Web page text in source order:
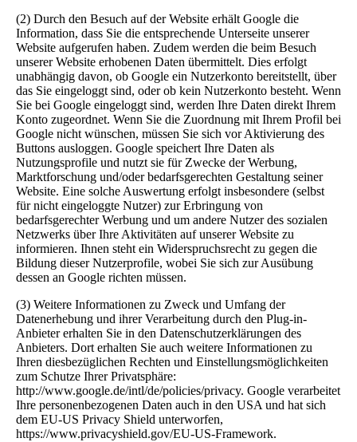
(2) Durch den Besuch auf der Website erhält Google die
Information, dass Sie die entsprechende Unterseite unserer
Website aufgerufen haben. Zudem werden die beim Besuch
unserer Website erhobenen Daten übermittelt. Dies erfolgt
unabhängig davon, ob Google ein Nutzerkonto bereitstellt, über
das Sie eingeloggt sind, oder ob kein Nutzerkonto besteht. Wenn
Sie bei Google eingeloggt sind, werden Ihre Daten direkt Ihrem
Konto zugeordnet. Wenn Sie die Zuordnung mit Ihrem Profil bei
Google nicht wünschen, müssen Sie sich vor Aktivierung des
Buttons ausloggen. Google speichert Ihre Daten als
Nutzungsprofile und nutzt sie für Zwecke der Werbung,
Marktforschung und/oder bedarfsgerechten Gestaltung seiner
Website. Eine solche Auswertung erfolgt insbesondere (selbst
für nicht eingeloggte Nutzer) zur Erbringung von
bedarfsgerechter Werbung und um andere Nutzer des sozialen
Netzwerks über Ihre Aktivitäten auf unserer Website zu
informieren. Ihnen steht ein Widerspruchsrecht zu gegen die
Bildung dieser Nutzerprofile, wobei Sie sich zur Ausübung
dessen an Google richten müssen.
(3) Weitere Informationen zu Zweck und Umfang der
Datenerhebung und ihrer Verarbeitung durch den Plug-in-
Anbieter erhalten Sie in den Datenschutzerklärungen des
Anbieters. Dort erhalten Sie auch weitere Informationen zu
Ihren diesbezüglichen Rechten und Einstellungsmöglichkeiten
zum Schutze Ihrer Privatsphäre:
http://www.google.de/intl/de/policies/privacy. Google verarbeitet
Ihre personenbezogenen Daten auch in den USA und hat sich
dem EU-US Privacy Shield unterworfen,
https://www.privacyshield.gov/EU-US-Framework.